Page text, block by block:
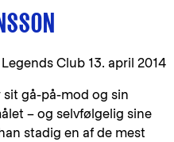
Club 13. april 2014
gå-på-mod og sin
– og selvfølgelig sine
stadig en af de mest